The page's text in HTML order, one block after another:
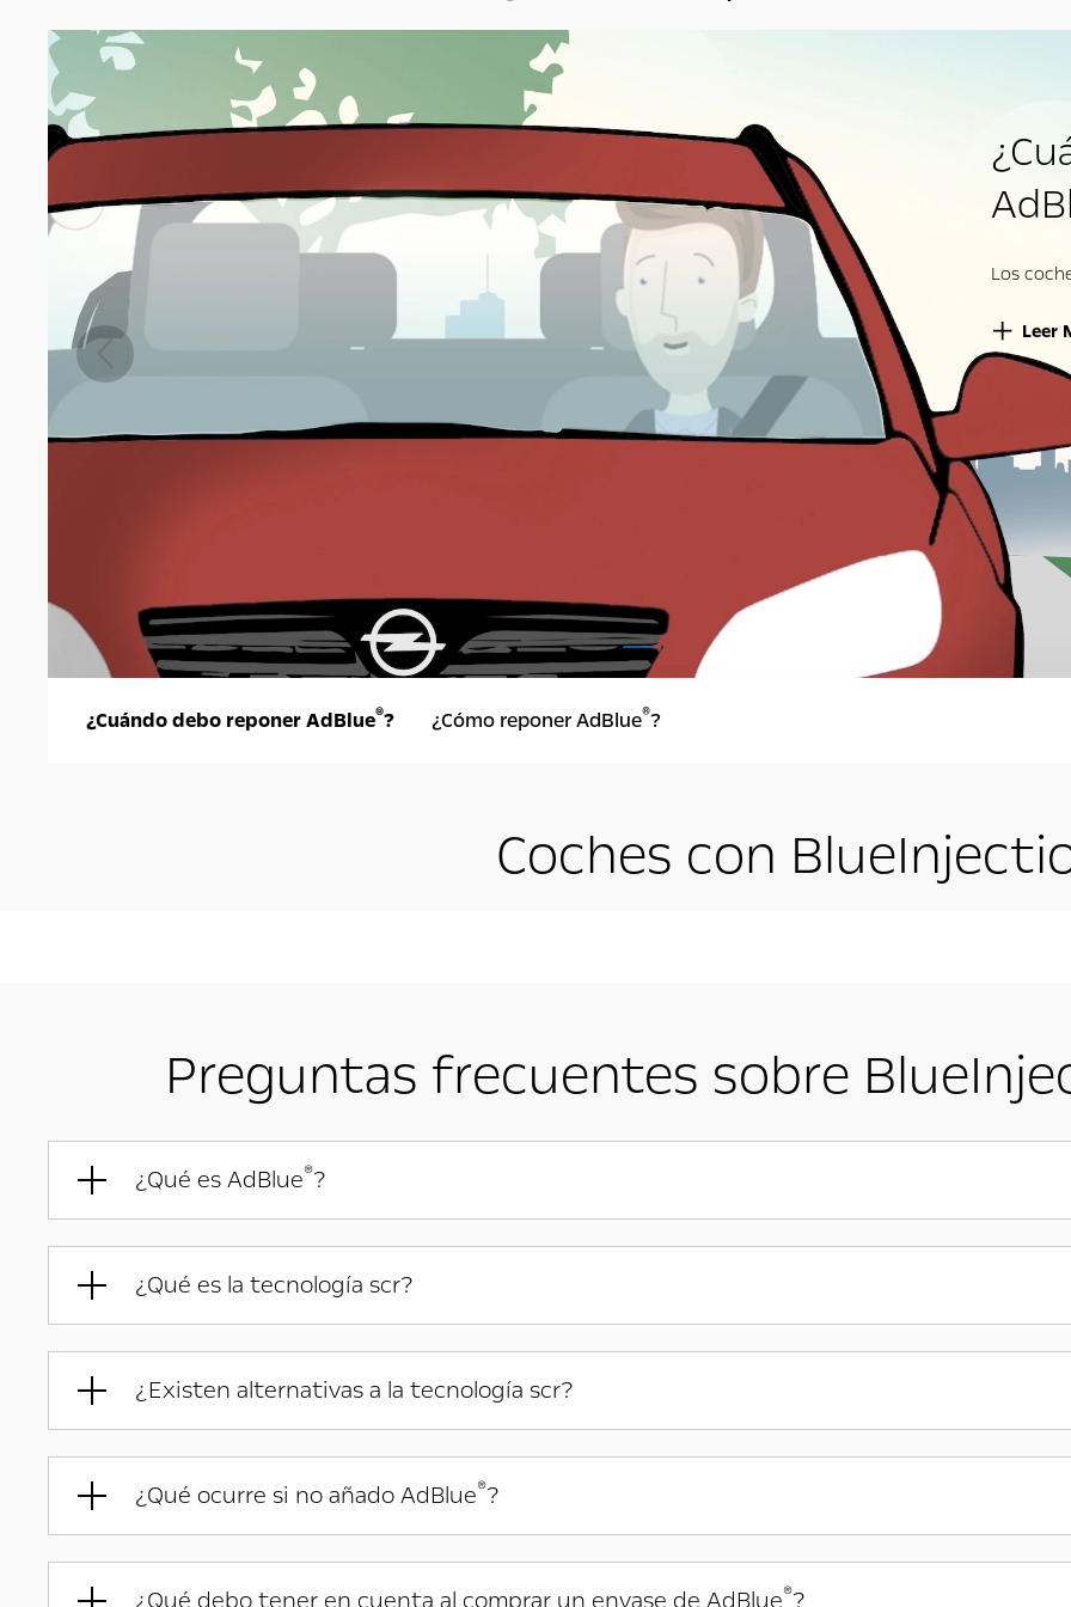
Los
Leer
¿Cuándo debo reponer AdBlue®? ¿Cómo reponer AdBlue®?
Coches con
Preguntas frecuentes sobre
¿Qué es AdBlue®?
¿Qué es la tecnología scr?
¿Existen alternativas a la tecnología scr?
¿Qué ocurre si no añado AdBlue®?
¿Qué debo tener en cuenta al comprar un envase de AdBlue®?